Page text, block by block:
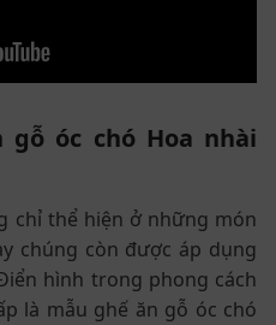
gỗ óc chó Hoa nhài
chỉ thể hiện ở những món
chúng còn được áp dụng
hình trong phong cách
là mẫu ghế ăn gỗ óc chó